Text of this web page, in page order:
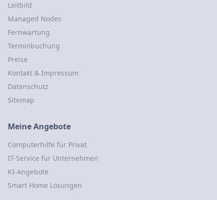
Leitbild
Managed Nodes
Fernwartung
Terminbuchung
Preise
Kontakt & Impressum
Datenschutz
Sitemap
Meine Angebote
Computerhilfe für Privat
IT-Service für Unternehmen
KI-Angebote
Smart Home Lösungen